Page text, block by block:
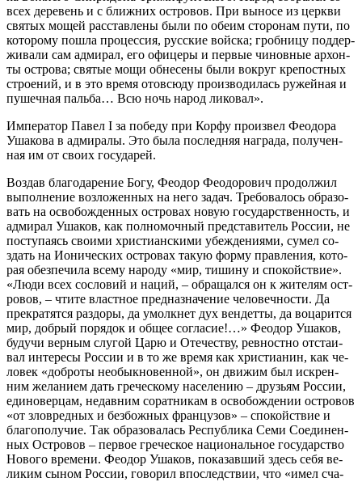
всех де­ре­вень и с ближ­них ост­ро­вов. При вы­но­се из церк­ви
свя­тых мо­щей рас­став­ле­ны бы­ли по обе­им сто­ро­нам пу­ти, по
ко­то­ро­му по­шла про­цес­сия, рус­ские вой­ска; гроб­ни­цу под­дер­
жи­ва­ли сам адми­рал, его офи­це­ры и пер­вые чи­нов­ные ар­хон­
ты ост­ро­ва; свя­тые мо­щи об­не­се­ны бы­ли во­круг кре­пост­ных
стро­е­ний, и в это вре­мя ото­всю­ду про­из­во­ди­лась ру­жей­ная и
пу­шеч­ная паль­ба… Всю ночь на­род ли­ко­вал».
Им­пе­ра­тор Па­вел I за по­бе­ду при Кор­фу про­из­вел Фе­о­до­ра
Уша­ко­ва в адми­ра­лы. Это бы­ла по­след­няя на­гра­да, по­лу­чен­
ная им от сво­их го­су­да­рей.
Воз­дав бла­го­да­ре­ние Бо­гу, Фе­о­дор Фе­о­до­ро­вич про­дол­жил
вы­пол­не­ние воз­ло­жен­ных на него за­дач. Тре­бо­ва­лось об­ра­зо­
вать на осво­бож­ден­ных ост­ро­вах но­вую го­судар­ствен­ность, и
адми­рал Уша­ков, как пол­но­моч­ный пред­ста­ви­тель Рос­сии, не
по­сту­па­ясь сво­и­ми хри­сти­ан­ски­ми убеж­де­ни­я­ми, су­мел со­
здать на Иони­че­ских ост­ро­вах та­кую фор­му прав­ле­ния, ко­то­
рая обез­пе­чи­ла все­му на­ро­ду «мир, ти­ши­ну и спо­кой­ствие».
«Лю­ди всех со­сло­вий и на­ций, – об­ра­щал­ся он к жи­те­лям ост­
ро­вов, – чти­те власт­ное пред­на­зна­че­ние че­ло­веч­но­сти. Да
пре­кра­тят­ся раз­до­ры, да умолкнет дух вен­дет­ты, да во­ца­рит­ся
мир, доб­рый по­ря­док и об­щее со­гла­сие!…» Фе­о­дор Уша­ков,
бу­дучи вер­ным слу­гой Ца­рю и Оте­че­ству, рев­ност­но от­ста­и­
вал ин­те­ре­сы Рос­сии и в то же вре­мя как хри­сти­а­нин, как че­
ло­век «доб­ро­ты необык­но­вен­ной», он дви­жим был ис­крен­
ним же­ла­ни­ем дать гре­че­ско­му на­се­ле­нию – дру­зьям Рос­сии,
еди­но­вер­цам, недав­ним со­рат­ни­кам в осво­бож­де­нии ост­ро­вов
«от зло­вред­ных и без­бож­ных фран­цу­зов» – спо­кой­ствие и
бла­го­по­лу­чие. Так об­ра­зо­ва­лась Рес­пуб­ли­ка Се­ми Со­еди­нен­
ных Ост­ро­вов – пер­вое гре­че­ское на­цио­наль­ное го­су­дар­ство
Но­во­го вре­ме­ни. Фе­о­дор Уша­ков, по­ка­зав­ший здесь се­бя ве­
ли­ким сы­ном Рос­сии, го­во­рил впо­след­ствии, что «имел сча­